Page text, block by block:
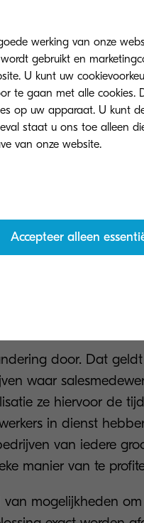
te maken met felle
ieder bedrijf zich
van de rest.
een voorsprong op
zakelijke informatie
door. Dat
waar
ze hiervoor de
in dienst
van iedere
manier van te
mogelijkheden
werking van onze
gebruikt en
U kunt uw
te gaan met alle cookies.
op uw apparaat. U kunt
staat u ons toe alleen
noodzakelijk zijn voor de correcte weergave van onze website.
Accepteer alleen